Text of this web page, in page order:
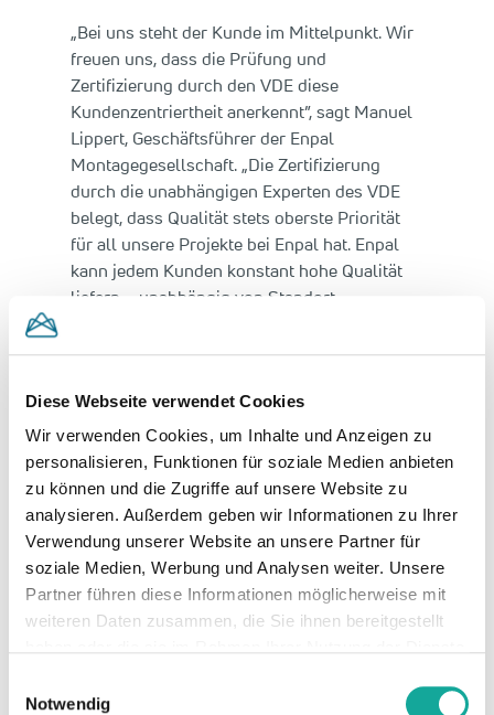
Diese Webseite verwendet Cookies
Wir verwenden Cookies, um Inhalte und Anzeigen zu
personalisieren, Funktionen für soziale Medien anbieten
zu können und die Zugriffe auf unsere Website zu
analysieren. Außerdem geben wir Informationen zu Ihrer
Verwendung unserer Website an unsere Partner für
soziale Medien, Werbung und Analysen weiter. Unsere
Partner führen diese Informationen möglicherweise mit
weiteren Daten zusammen, die Sie ihnen bereitgestellt
Notwendig
„Bei uns steht der Kunde im Mittelpunkt. Wir
freuen uns, dass die Prüfung und
Zertifizierung durch den VDE diese
Kundenzentriertheit anerkennt”, sagt Manuel
Lippert, Geschäftsführer der Enpal
Montagegesellschaft. „Die Zertifizierung
durch die unabhängigen Experten des VDE
belegt, dass Qualität stets oberste Priorität
für all unsere Projekte bei Enpal hat. Enpal
kann jedem Kunden konstant hohe Qualität
liefern – unabhängig von Standort,
Zertifikat für standardisierte PV-Dachanlagen
das Vertrauen in Qualität und Sicherheit
stärken und zum nachhaltigen Wachstum der
Solarenergie beitragen können“, sagt
Burkhard Holder, Geschäftsführer der VDE
Renewables GmbH. „Ich freue mich sehr, dass
Enpal als innovativer und hoch anerkannter
Solaranbieter die exzellente Qualität seines
Installationsprozesses von Dach-
Pionierarbeit für die ganze Branche.“